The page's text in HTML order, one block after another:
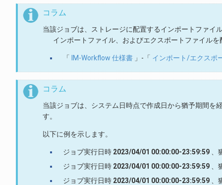
コラム
当該ジョブは、ストレージに配置するインポートファイ
インポートファイル、およびエクスポートファイル
「 IM-Workflow 仕様書」-「 インポート/エクスポ
コラム
当該ジョブは、システム日時点で作成日から猶予期間を
す。
以下に例を示します。
ジョブ実行日時 2023/04/01 00:00:00-23:59:59、
ジョブ実行日時 2023/04/01 00:00:00-23:59:59、
ジョブ実行日時 2023/04/01 00:00:00-23:59:59、